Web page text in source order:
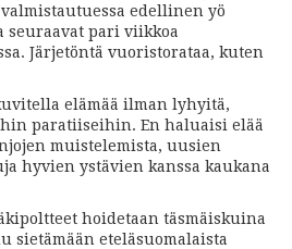
edellinen yö
seuraavat pari viikkoa
Järjetöntä vuoristorataa, kuten
elämää ilman lyhyitä,
paratiiseihin. En haluaisi elää
muistelemista, uusien
hyvien ystävien kanssa kaukana
hoidetaan täsmäiskuina
sietämään eteläsuomalaista